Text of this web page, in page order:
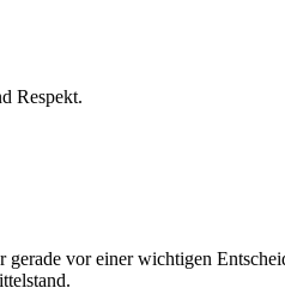
Respekt.
vor einer wichtigen